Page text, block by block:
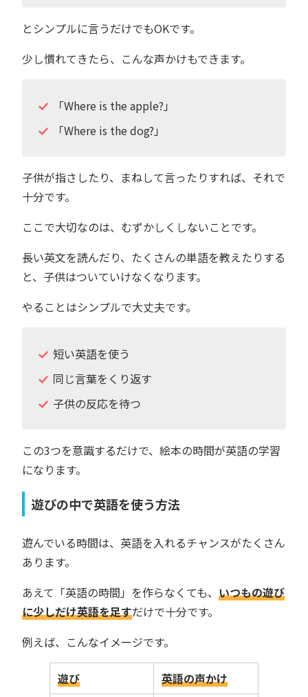
とシンプルに言うだけでもOKです。
少し慣れてきたら、こんな声かけもできます。
「Where is the apple?」
「Where is the dog?」
子供が指さしたり、まねして言ったりすれば、それで
十分です。
ここで大切なのは、むずかしくしないことです。
長い英文を読んだり、たくさんの単語を教えたりする
と、子供はついていけなくなります。
やることはシンプルで大丈夫です。
短い英語を使う
同じ言葉をくり返す
子供の反応を待つ
この3つを意識するだけで、絵本の時間が英語の学習
になります。
遊びの中で英語を使う方法
遊んでいる時間は、英語を入れるチャンスがたくさん
あります。
あえて「英語の時間」を作らなくても、 いつもの遊び
に少しだけ英語を足すだけで十分です。
例えば、こんなイメージです。
遊び
英語の声かけ